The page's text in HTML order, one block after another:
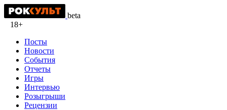
beta
18+
Посты
Новости
События
Отчеты
Игры
Интервью
Розыгрыши
Рецензии